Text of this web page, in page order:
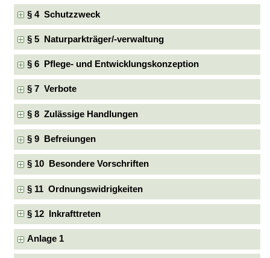
§ 4 Schutzzweck
§ 5 Naturparkträger/-verwaltung
§ 6 Pflege- und Entwicklungskonzeption
§ 7 Verbote
§ 8 Zulässige Handlungen
§ 9 Befreiungen
§ 10 Besondere Vorschriften
§ 11 Ordnungswidrigkeiten
§ 12 Inkrafttreten
Anlage 1